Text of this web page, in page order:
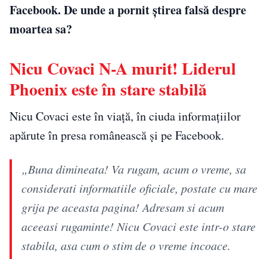
Facebook. De unde a pornit știrea falsă despre
moartea sa?
Nicu Covaci N-A murit! Liderul
Phoenix este în stare stabilă
Nicu Covaci este în viață, în ciuda informațiilor
apărute în presa românească și pe Facebook.
„Buna dimineata! Va rugam, acum o vreme, sa
considerati informatiile oficiale, postate cu mare
grija pe aceasta pagina! Adresam si acum
aceeasi rugaminte! Nicu Covaci este intr-o stare
stabila, asa cum o stim de o vreme incoace.